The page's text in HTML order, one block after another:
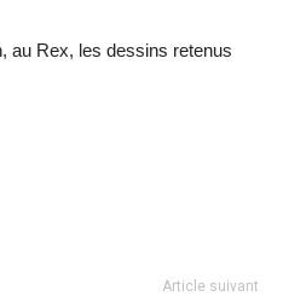
au Rex, les dessins retenus
Article suivant